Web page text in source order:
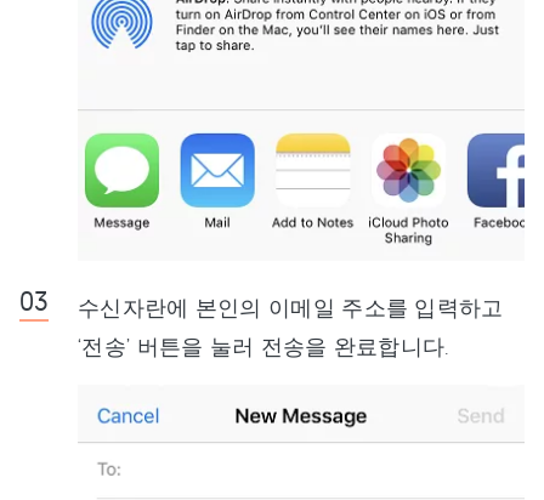
수신자란에 본인의 이메일 주소를 입력하고
‘전송’ 버튼을 눌러 전송을 완료합니다.